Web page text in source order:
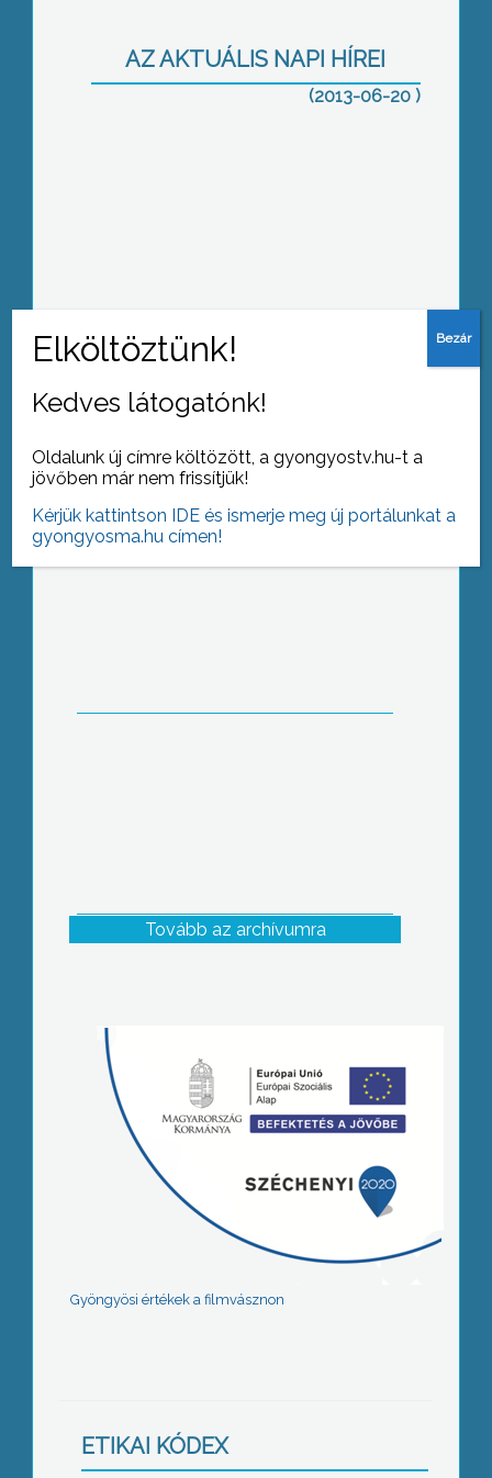
AZ AKTUÁLIS NAPI HÍREI
(2013-06-20 )
férfi
Tovább az archívumra
Gyöngyösi értékek a filmvásznon
ETIKAI KÓDEX
Kedves látogatónk!
Oldalunk új címre költözött, a gyongyostv.hu-t a
jövőben már nem frissítjük!
Kérjük kattintson IDE és ismerje meg új portálunkat a
gyongyosma.hu címen!